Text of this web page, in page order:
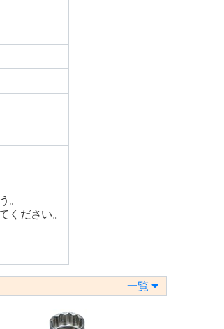
。
ください。
一覧